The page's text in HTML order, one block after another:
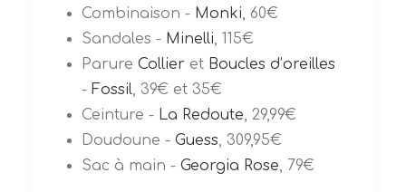
Combinaison - Monki , 60€
Sandales - Minelli , 115€
Parure Collier et Boucles d’oreilles
- Fossil , 39€ et 35€
Ceinture - La Redoute , 29,99€
Doudoune - Guess , 309,95€
Sac à main - Georgia Rose , 79€